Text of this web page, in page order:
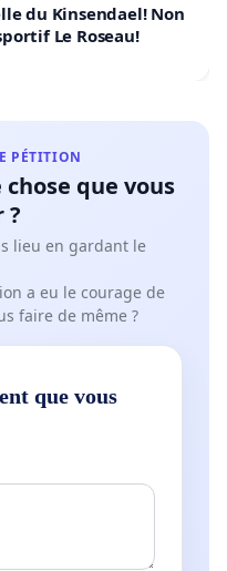
du Kinsendael! Non
Le Roseau!
PÉTITION
que vous
?
lieu en gardant le
a eu le courage de
faire de même ?
que vous